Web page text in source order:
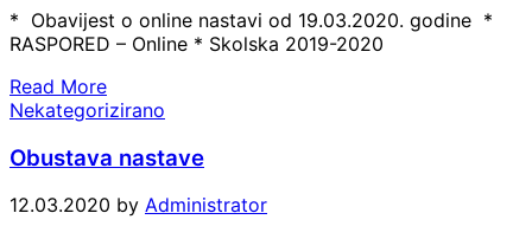
* Obavijest o online nastavi od 19.03.2020. godine *
RASPORED – Online * Skolska 2019-2020
Read More
Nekategorizirano
Obustava nastave
12.03.2020 by Administrator